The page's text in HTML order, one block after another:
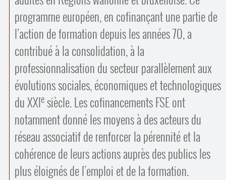
programme européen, en cofinançant une partie de
l’action de formation depuis les années 70, a
contribué à la consolidation, à la
professionnalisation du secteur parallèlement aux
évolutions sociales, économiques et technologiques
du XXIesiècle. Les cofinancements FSE ont
notamment donné les moyens à des acteurs du
réseau associatif de renforcer la pérennité et la
cohérence de leurs actions auprès des publics les
plus éloignés de l’emploi et de la formation.